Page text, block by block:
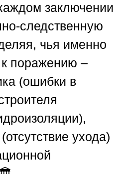
заключении
следственную
чья именно
поражению –
(ошибки в
ухода)